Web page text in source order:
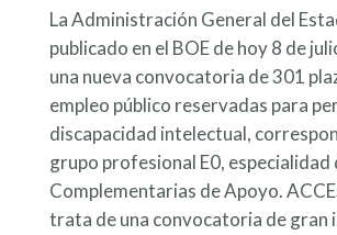
La Administración General del
publicado en el BOE de hoy 8 de
una nueva convocatoria de 301
empleo público reservadas para
discapacidad intelectual,
grupo profesional E0, especialidad
Complementarias de Apoyo.
trata de una convocatoria de gran